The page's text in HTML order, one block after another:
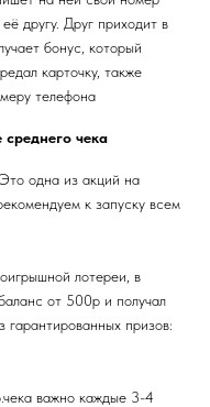
другу. Друг приходит в
бонус, который
карточку, также
телефона
чека
одна из акций на
к запуску всем
лотереи, в
от 500р и получал
призов:
важно каждые 3-4